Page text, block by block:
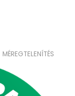
MÉREGTELENÍTÉS